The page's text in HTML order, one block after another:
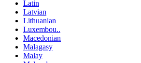
Latin
Latvian
Lithuanian
Luxembou..
Macedonian
Malagasy
Malay